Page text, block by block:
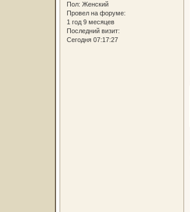
Пол: Женский
Провел на форуме:
1 год 9 месяцев
Последний визит:
Сегодня 07:17:27